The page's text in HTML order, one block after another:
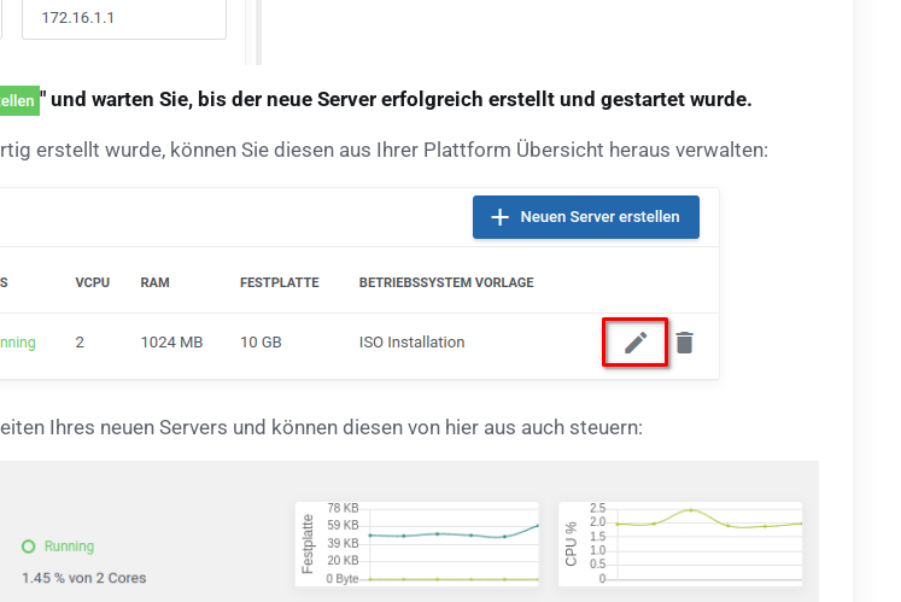
" und warten Sie, bis der neue Server erfolgreich erstellt und gestartet wurde.
erstellt wurde, können Sie diesen aus Ihrer Plattform Übersicht heraus verwalten:
Ihres neuen Servers und können diesen von hier aus auch steuern: